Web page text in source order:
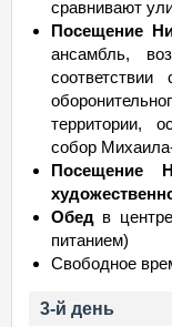
сравнивают
Посещение
ансамбль,
территории,
собор
Посещение
Обед в
питанием)
Свободное
3-й день